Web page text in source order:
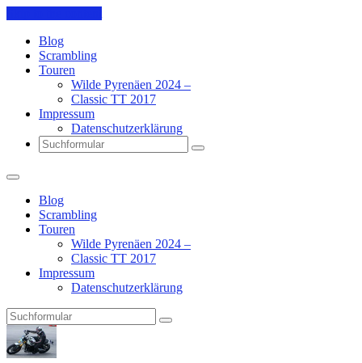
Blog
Scrambling
Touren
Wilde Pyrenäen 2024 –
Classic TT 2017
Impressum
Datenschutzerklärung
Search
Blog
Scrambling
Touren
Wilde Pyrenäen 2024 –
Classic TT 2017
Impressum
Datenschutzerklärung
Search
Pit's
Blog